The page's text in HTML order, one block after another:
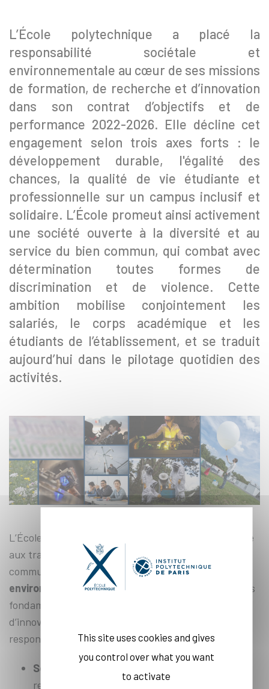
L’École polytechnique a placé la
responsabilité sociétale et
environnementale au cœur de ses missions
de formation, de recherche et d’innovation
dans son contrat d’objectifs et de
performance 2022-2026. Elle décline cet
engagement selon trois axes forts : le
développement durable, l'égalité des
chances, la qualité de vie étudiante et
professionnelle sur un campus inclusif et
solidaire. L’École promeut ainsi activement
une société ouverte à la diversité et au
service du bien commun, qui combat avec
détermination toutes formes de
discrimination et de violence. Cette
ambition mobilise conjointement les
salariés, le corps académique et les
étudiants de l’établissement, et se traduit
aujourd’hui dans le pilotage quotidien des
activités.
L’École polytechnique a depuis ses origines contribué
aux transformations de la société au service du bien
commun.
La responsabilité sociétale et
environnementaleconcerne ainsi toutes les missions
fondamentales de formation, de recherche et
d’innovation de l’École polytechnique. Cette
responsabilité inclut trois axes :
Soutenabilité
recherche, d’enseignement et d’innovation au
This site uses cookies and gives
you control over what you want
to activate